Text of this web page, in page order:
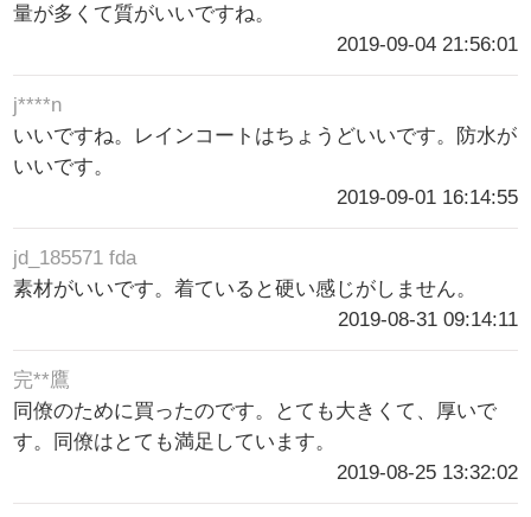
量が多くて質がいいですね。
2019-09-04 21:56:01
j****n
いいですね。レインコートはちょうどいいです。防水が
いいです。
2019-09-01 16:14:55
jd_185571 fda
素材がいいです。着ていると硬い感じがしません。
2019-08-31 09:14:11
完**鷹
同僚のために買ったのです。とても大きくて、厚いで
す。同僚はとても満足しています。
2019-08-25 13:32:02